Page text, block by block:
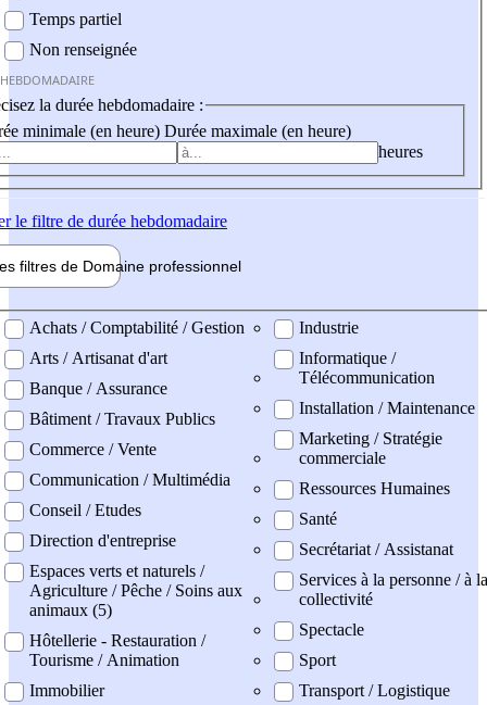
Temps partiel
Non renseignée
la durée hebdomadaire :
minimale (en heure) Durée maximale (en heure)
heures
le filtre de durée hebdomadaire
filtres de Domaine professionnel
professionel
Achats / Comptabilité / Gestion
Arts / Artisanat d'art
Banque / Assurance
Bâtiment / Travaux Publics
Commerce / Vente
Communication / Multimédia
Conseil / Etudes
Direction d'entreprise
Espaces verts et naturels /
Agriculture / Pêche / Soins aux
animaux (5)
Hôtellerie - Restauration /
Tourisme / Animation
Immobilier
Industrie
Informatique /
Télécommunication
Installation / Maintenance
Marketing / Stratégie
commerciale
Ressources Humaines
Santé
Secrétariat / Assistanat
Services à la personne / à la
collectivité
Spectacle
Sport
Transport / Logistique